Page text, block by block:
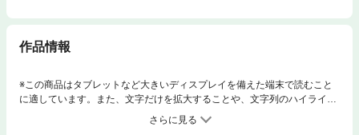
作品情報
※この商品はタブレットなど大きいディスプレイを備えた端末で読むこと
に適しています。また、文字だけを拡大することや、文字列のハイライ
ト、検索、辞書の参照、引用などの機能が使用できません。怪談、意味が
わかると怖い話、人怖、奇妙な話、不条理な話、せつない話……１話１ペ